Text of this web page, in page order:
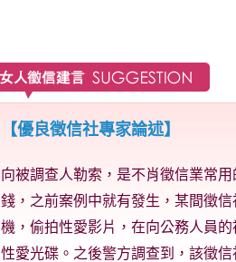
【優良徵信社專家論述】
向被調查人勒索，是不肖徵信業常
錢，之前案例中就有發生，某間徵
機，偷拍性愛影片，在向公務人員
性愛光碟。之後警方調查到，該徵